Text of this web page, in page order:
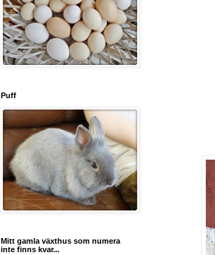
Puff
Mitt gamla växthus som numera
inte finns kvar...